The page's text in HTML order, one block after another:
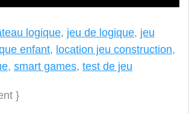
logique, jeu de logique, jeu
enfant, location jeu construction,
, smart games, test de jeu
}